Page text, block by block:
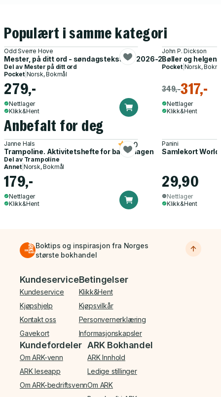
Populært i samme kategori
Odd Sverre Hove
Mester, på ditt ord - søndagstekstene 2026-2027 : til samtale
Del av Mester på ditt ord
Pocket| Norsk, Bokmål
279,-
Nettlager
Klikk&Hent
John P. Dickson
Bøller og
Pocket| Norsk,
349,-317,-
Nettlager
Klikk&Hent
Anbefalt for deg
Janne Hals
Trampoline. Aktivitetshefte for barnehagen
5.0
Del av Trampoline
Annet Norsk, Bokmål
179,-
Nettlager
Klikk&Hent
Panini
Samlekort
29,90
Nettlager
Klikk&Hent
Boktips og inspirasjon fra Norges
største bokhandel
Bunnmeny
Kundeservice
Kundeservice
Kjøpshjelp
Kontakt oss
Gavekort
Betingelser
Klikk&Hent
Kjøpsvilkår
Personvernerklæring
Informasjonskapsler
Kundefordeler
Om ARK-venn
ARK leseapp
Om ARK-bedriftsvenn
ARK Bokhandel
ARK Innhold
Ledige stillinger
Om ARK